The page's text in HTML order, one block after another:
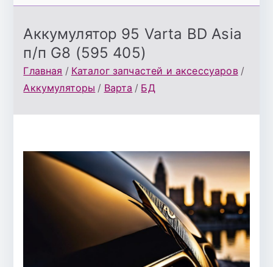
Аккумулятор 95 Varta BD Asia
п/п G8 (595 405)
Главная
Каталог запчастей и аксессуаров
Аккумуляторы
Варта БД